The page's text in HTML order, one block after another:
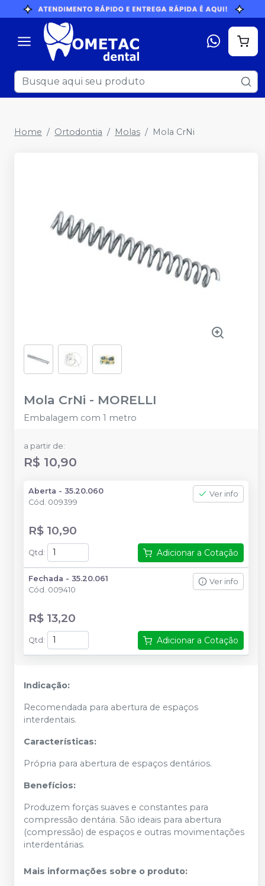
Home Ortodontia Molas Mola CrNi
Mola CrNi - MORELLI
Embalagem com 1 metro
a partir de:
R$ 10,90
Aberta - 35.20.060
Cód. 009399
Ver info
R$ 10,90
Qtd : Adicionar a Cotação
Fechada - 35.20.061
Cód. 009410
Ver info
R$ 13,20
Qtd : Adicionar a Cotação
Indicação:
Recomendada para abertura de espaços
interdentais.
Características:
Própria para abertura de espaços dentários.
Benefícios:
Produzem forças suaves e constantes para
compressão dentária. São ideais para abertura
(compressão) de espaços e outras movimentações
interdentárias.
Mais informações sobre o produto: